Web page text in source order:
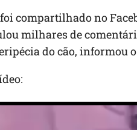
compartilhado no
milhares de
do cão, informou o